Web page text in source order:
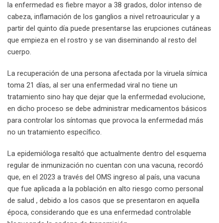
la enfermedad es fiebre mayor a 38 grados, dolor intenso de
cabeza, inflamación de los ganglios a nivel retroauricular y a
partir del quinto día puede presentarse las erupciones cutáneas
que empieza en el rostro y se van diseminando al resto del
cuerpo.
La recuperación de una persona afectada por la viruela símica
toma 21 días, al ser una enfermedad viral no tiene un
tratamiento sino hay que dejar que la enfermedad evolucione,
en dicho proceso se debe administrar medicamentos básicos
para controlar los síntomas que provoca la enfermedad más
no un tratamiento específico.
La epidemióloga resaltó que actualmente dentro del esquema
regular de inmunización no cuentan con una vacuna, recordó
que, en el 2023 a través del OMS ingreso al país, una vacuna
que fue aplicada a la población en alto riesgo como personal
de salud , debido a los casos que se presentaron en aquella
época, considerando que es una enfermedad controlable